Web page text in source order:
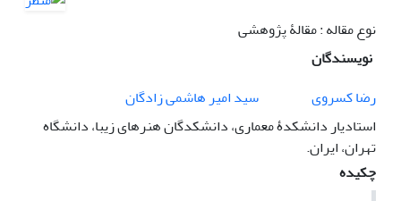
نوع مقاله : مقالۀ پژوهشی
نویسندگان
رضا کسروی
سید امیر هاشمی زادگان
استادیار دانشکدۀ معماری، دانشکدگان هنرهای زیبا، دانشگاه
تهران، ایران.
چکیده